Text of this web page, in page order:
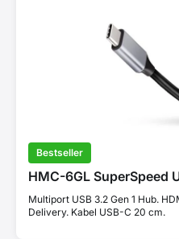
Bestseller
HMC-6GL SuperSpeed
Multiport USB 3.2 Gen 1 Hub.
Delivery. Kabel USB-C 20 cm.